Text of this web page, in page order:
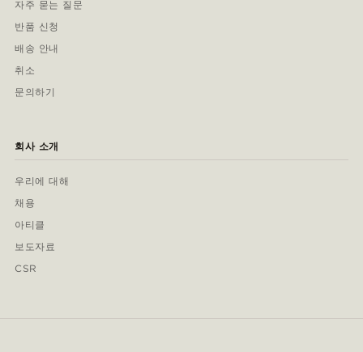
자주 묻는 질문
반품 신청
배송 안내
취소
문의하기
회사 소개
우리에 대해
채용
아티클
보도자료
CSR